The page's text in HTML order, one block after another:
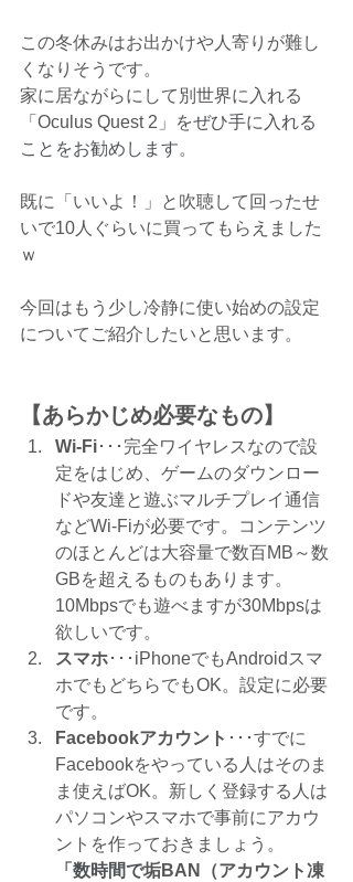
この冬休みはお出かけや人寄りが難し
くなりそうです。
家に居ながらにして別世界に入れる
「 Oculus Quest 2 」をぜひ手に入れる
ことをお勧めします。
既に「いいよ！」と吹聴して回ったせ
いで10人ぐらいに買ってもらえました
ｗ
今回はもう少し冷静に使い始めの設定
についてご紹介したいと思います。
【あらかじめ必要なもの】
Wi-Fi･･･完全ワイヤレスなので設
定をはじめ、ゲームのダウンロー
ドや友達と遊ぶマルチプレイ通信
などWi-Fiが必要です。コンテンツ
のほとんどは大容量で数百MB～数
GBを超えるものもあります。
10Mbpsでも遊べますが30Mbpsは
欲しいです。
スマホ･･･iPhoneでもAndroidスマ
ホでもどちらでもOK。設定に必要
です。
Facebookアカウント ･･･すでに
Facebookをやっている人はそのま
ま使えばOK。新しく登録する人は
パソコンやスマホで事前にアカウ
ントを作っておきましょう。
「 数時間で垢BAN（アカウント凍